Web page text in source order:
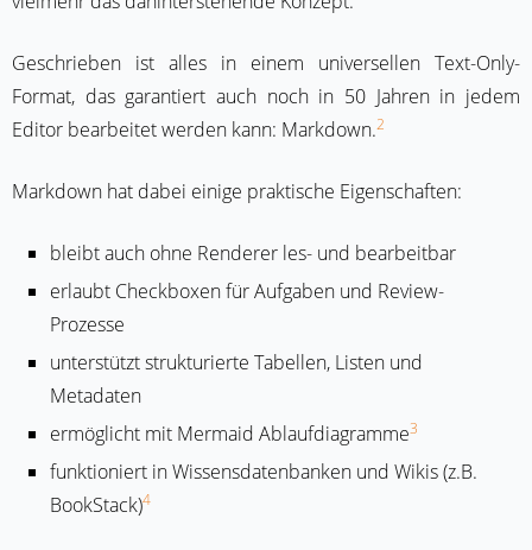
Geschrieben ist alles in einem universellen Text-Only-
Format, das garantiert auch noch in 50 Jahren in jedem
Editor bearbeitet werden kann: Markdown.2
Markdown hat dabei einige praktische Eigenschaften:
bleibt auch ohne Renderer les- und bearbeitbar
erlaubt Checkboxen für Aufgaben und Review-
Prozesse
unterstützt strukturierte Tabellen, Listen und
Metadaten
ermöglicht mit Mermaid Ablaufdiagramme3
funktioniert in Wissensdatenbanken und Wikis (z.B.
BookStack)4